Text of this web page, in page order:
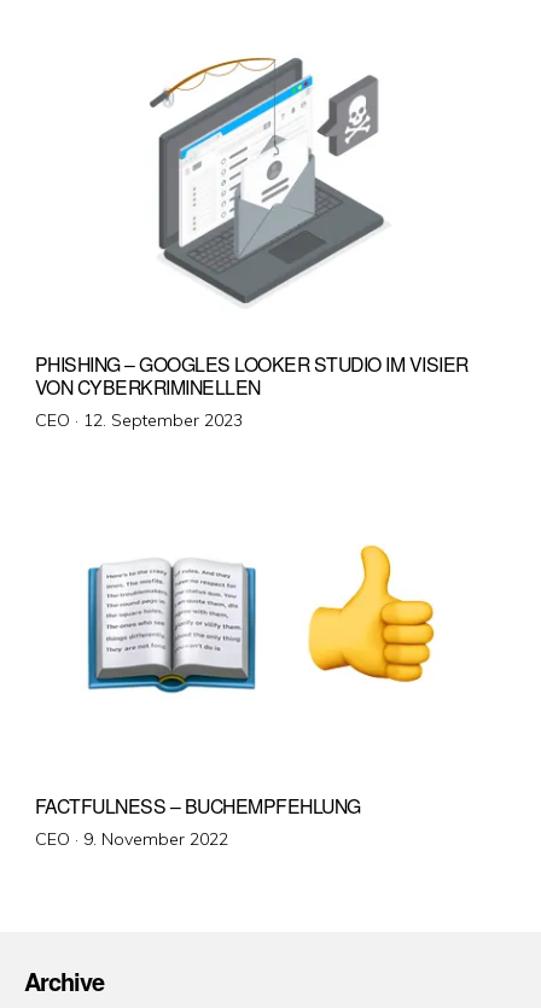
PHISHING – GOOGLES LOOKER STUDIO IM VISIER
VON CYBERKRIMINELLEN
CEO · Veröffentlicht
12. September 2023
FACTFULNESS – BUCHEMPFEHLUNG
CEO · Veröffentlicht
9. November 2022
Archive